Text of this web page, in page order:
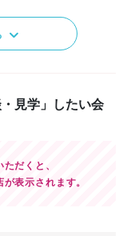
見学」したい会
だくと、
表示されます。